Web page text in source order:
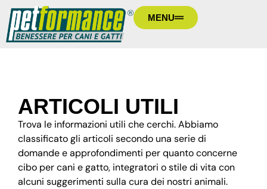
MENU
ARTICOLI UTILI
Trova le informazioni utili che cerchi. Abbiamo
classificato gli articoli secondo una serie di
domande e approfondimenti per quanto concerne
cibo per cani e gatto, integratori o stile di vita con
alcuni suggerimenti sulla cura dei nostri animali.